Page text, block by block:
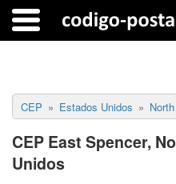
CEP Estados Unidos
CEP East Spencer,
Unidos